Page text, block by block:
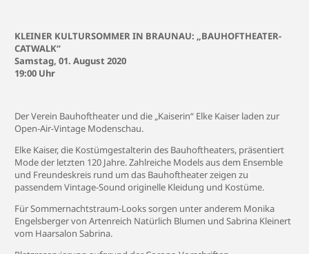
KLEINER KULTURSOMMER IN BRAUNAU: „BAUHOFTHEATER-
CATWALK“
Samstag, 01. August 2020
19:00 Uhr
Der Verein Bauhoftheater und die „Kaiserin“ Elke Kaiser laden zur
Open-Air-Vintage Modenschau.
Elke Kaiser, die Kostümgestalterin des Bauhoftheaters, präsentiert
Mode der letzten 120 Jahre. Zahlreiche Models aus dem Ensemble
und Freundeskreis rund um das Bauhoftheater zeigen zu
passendem Vintage-Sound originelle Kleidung und Kostüme.
Für Sommernachtstraum-Looks sorgen unter anderem Monika
Engelsberger von Artenreich Natürlich Blumen und Sabrina Kleinert
vom Haarsalon Sabrina.